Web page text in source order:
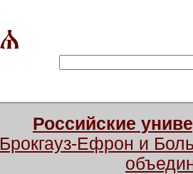
Российские
Брокгауз-Ефрон и